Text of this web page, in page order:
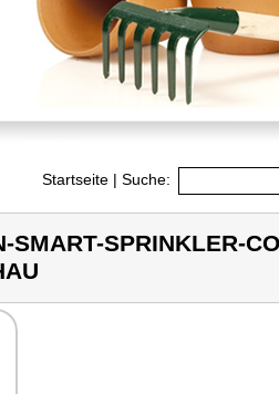
Startseite | Suche:
SPRINKLER-